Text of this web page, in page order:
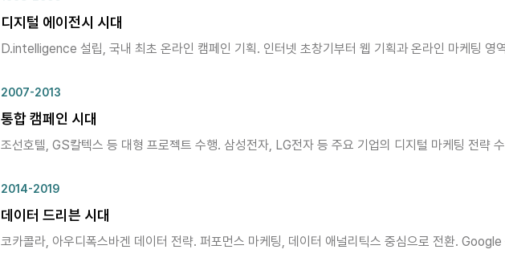
디지털 에이전시 시대
D.intelligence 설립, 국내 최초 온라인 캠페인 기획. 인터넷 초창기부터 웹 기획과 온라인 마케팅 영
2007-2013
통합 캠페인 시대
조선호텔, GS칼텍스 등 대형 프로젝트 수행. 삼성전자, LG전자 등 주요 기업의 디지털 마케팅 전략
2014-2019
데이터 드리븐 시대
코카콜라, 아우디폭스바겐 데이터 전략. 퍼포먼스 마케팅, 데이터 애널리틱스 중심으로 전환. Google